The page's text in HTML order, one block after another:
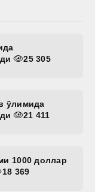
25 305
ўлимида
21 411
1000 доллар
18 369